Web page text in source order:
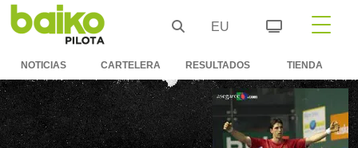
EU
NOTICIAS CARTELERA RESULTADOS TIENDA